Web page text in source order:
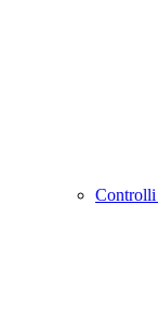
Controlli